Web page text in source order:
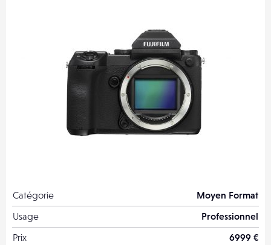
Catégorie
Moyen Format
Usage
Professionnel
Prix
6999 €